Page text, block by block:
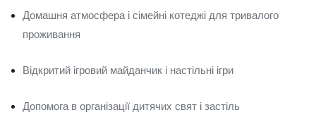
Домашня атмосфера і сімейні котеджі для тривалого
проживання
Відкритий ігровий майданчик і настільні ігри
Допомога в організації дитячих свят і застіль